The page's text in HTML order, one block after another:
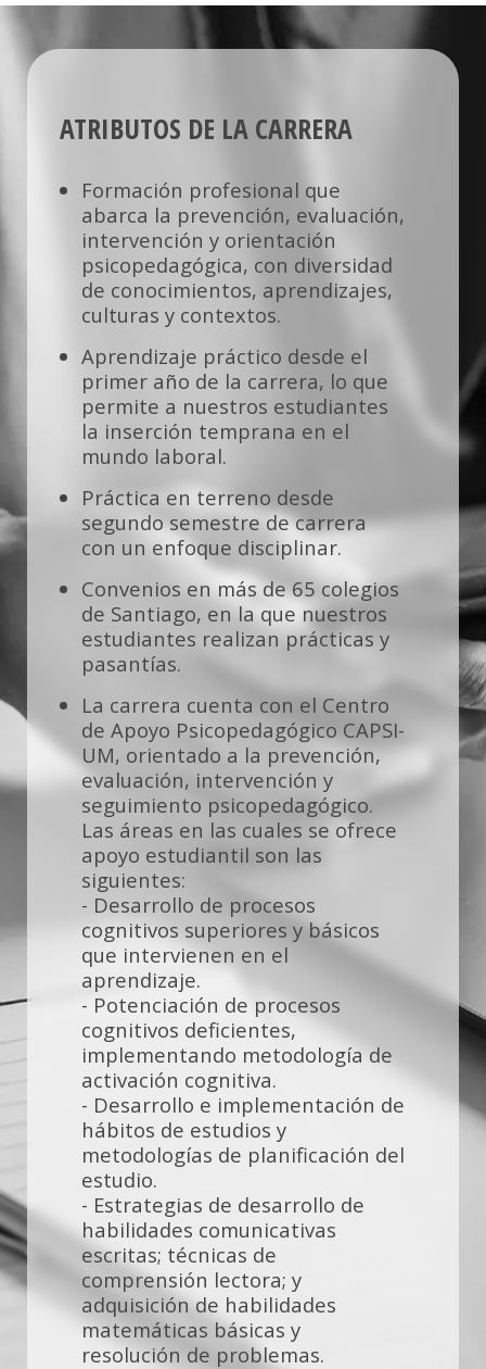
Universidad Mayor se evidencia en la
capacidad que tienen sus titulados de
con ellos, utilizando herramientas tecnológicas
de información y comunicación, habilidades
psicopedagógico que le permitan fortalecer la
inclusión educativa, social y el desarrollo
sostenible en los contextos en que se
desempeñe.
ATRIBUTOS DE LA CARRERA
Formación profesional que
abarca la prevención, evaluación,
intervención y orientación
psicopedagógica, con diversidad
de conocimientos, aprendizajes,
culturas y contextos.
Aprendizaje práctico desde el
primer año de la carrera, lo que
permite a nuestros estudiantes
la inserción temprana en el
mundo laboral.
Práctica en terreno desde
segundo semestre de carrera
con un enfoque disciplinar.
Convenios en más de 65 colegios
de Santiago, en la que nuestros
estudiantes realizan prácticas y
pasantías.
La carrera cuenta con el Centro
de Apoyo Psicopedagógico CAPSI-
UM, orientado a la prevención,
evaluación, intervención y
seguimiento psicopedagógico.
Las áreas en las cuales se ofrece
apoyo estudiantil son las
siguientes:
- Desarrollo de procesos
cognitivos superiores y básicos
que intervienen en el
aprendizaje.
- Potenciación de procesos
cognitivos deficientes,
implementando metodología de
activación cognitiva.
- Desarrollo e implementación de
hábitos de estudios y
metodologías de planificación del
estudio.
- Estrategias de desarrollo de
habilidades comunicativas
escritas; técnicas de
comprensión lectora; y
adquisición de habilidades
matemáticas básicas y
resolución de problemas.